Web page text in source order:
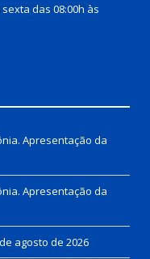
das 08:00h às
Apresentação da
Apresentação da
agosto de 2026